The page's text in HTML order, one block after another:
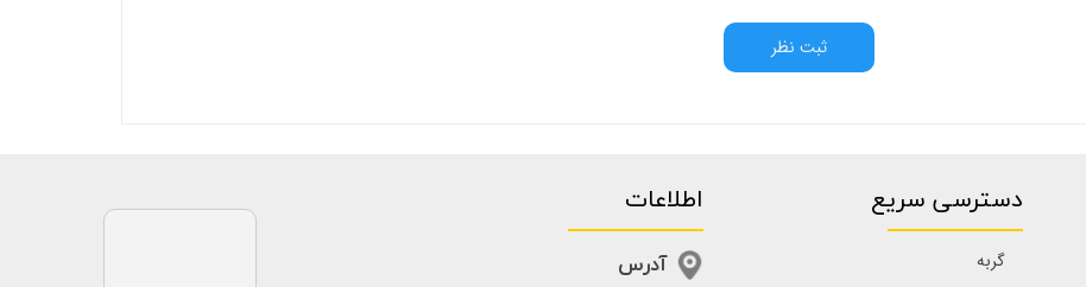
ثبت نظر
دسترسی سریع
گربه
اطلاعات
آدرس